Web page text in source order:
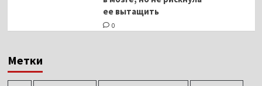
ее вытащить
0
Метки